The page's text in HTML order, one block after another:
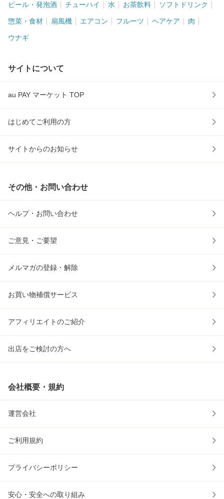
ビール・発泡酒 チューハイ 水 お茶飲料 ソフトドリンク
惣菜・食材 扇風機 エアコン フルーツ ヘアケア 肉
ウナギ
サイトについて
au PAY マーケット TOP
はじめてご利用の方
サイトからのお知らせ
その他・お問い合わせ
ヘルプ・お問い合わせ
ご意見・ご要望
メルマガの登録・解除
お買い物補償サービス
アフィリエイトのご紹介
出店をご検討の方へ
会社概要・規約
運営会社
ご利用規約
プライバシーポリシー
安心・安全への取り組み